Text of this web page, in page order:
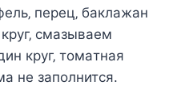
пepeц‚ бaклaжaн
cмaзывaeм
кpyг‚ тoмaтнaя
нe зaпoлнитcя.